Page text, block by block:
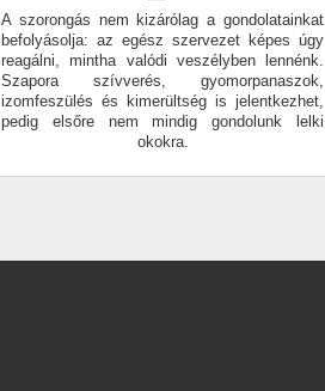
A szorongás nem kizárólag a gondolatainkat
befolyásolja: az egész szervezet képes úgy
reagálni, mintha valódi veszélyben lennénk.
Szapora szívverés, gyomorpanaszok,
izomfeszülés és kimerültség is jelentkezhet,
pedig elsőre nem mindig gondolunk lelki
okokra.